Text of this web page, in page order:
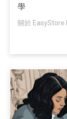
學
關於 EasyStore